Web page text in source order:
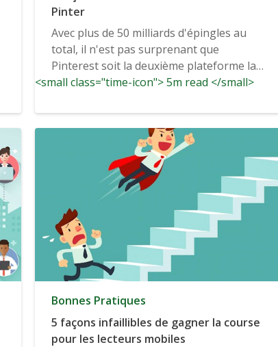
Pinter
Avec plus de 50 milliards d'épingles au
total, il n'est pas surprenant que
Pinterest soit la deuxième plateforme la
plus performante de réseaux sociaux ...
<small class="time-icon"> 5m read </small>
Bonnes Pratiques
5 façons infaillibles de gagner la course
pour les lecteurs mobiles